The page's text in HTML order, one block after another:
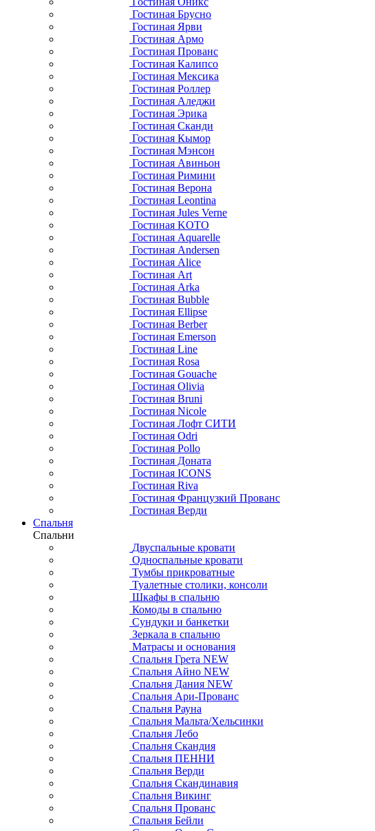
Гостиная Брусно
Гостиная Ярви
Гостиная Армо
Гостиная Прованс
Гостиная Калипсо
Гостиная Мексика
Гостиная Роллер
Гостиная Аледжи
Гостиная Эрика
Гостиная Сканди
Гостиная Кымор
Гостиная Мэнсон
Гостиная Авиньон
Гостиная Римини
Гостиная Верона
Гостиная Leontina
Гостиная Jules Verne
Гостиная KOTO
Гостиная Aquarelle
Гостиная Andersen
Гостиная Alice
Гостиная Art
Гостиная Arka
Гостиная Bubble
Гостиная Ellipse
Гостиная Berber
Гостиная Emerson
Гостиная Line
Гостиная Rosa
Гостиная Gouache
Гостиная Olivia
Гостиная Bruni
Гостиная Nicole
Гостиная Лофт СИТИ
Гостиная Odri
Гостиная Pollo
Гостиная Доната
Гостиная ICONS
Гостиная Riva
Гостиная Французкий Прованс
Гостиная Верди
Спальня
Спальни
Двуспальные кровати
Односпальные кровати
Тумбы прикроватные
Туалетные столики, консоли
Шкафы в спальню
Комоды в спальню
Сундуки и банкетки
Зеркала в спальню
Матрасы и основания
Спальня Грета NEW
Спальня Айно NEW
Спальня Дания NEW
Спальня Ари-Прованс
Спальня Рауна
Спальня Мальта/Хельсинки
Спальня Лебо
Спальня Скандия
Спальня ПЕННИ
Спальня Верди
Спальня Скандинавия
Спальня Викинг
Спальня Прованс
Спальня Бейли